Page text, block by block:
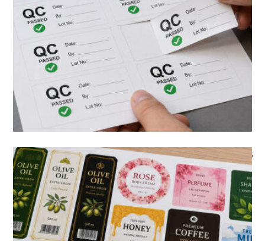
قبل از سفارش چاپ لیبل، این ۷ سؤال را از خودتان بپرسید
مقاله